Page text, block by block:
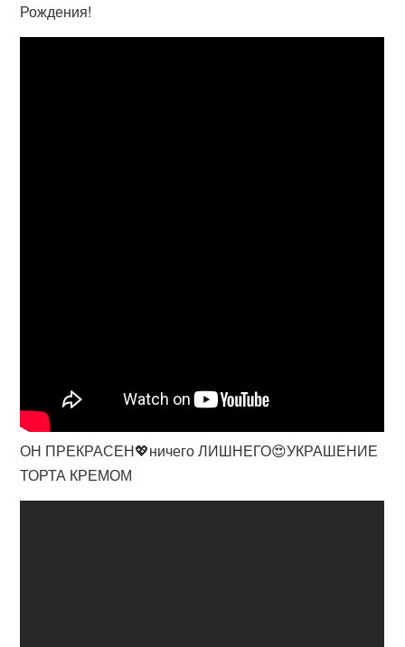
Рождения!
ОН ПРЕКРАСЕН💖ничего ЛИШНЕГО😍УКРАШЕНИЕ
ТОРТА КРЕМОМ